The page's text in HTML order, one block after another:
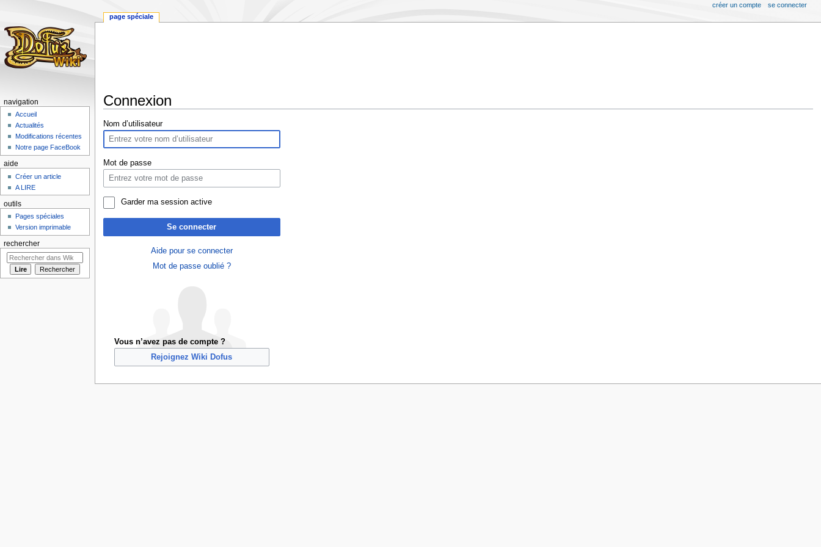
Connexion
Aller
la
navigation
Aller
la
recherche
Nom d’utilisateur
Mot de passe
Garder ma session active
Se connecter
Aide pour se connecter
Mot de passe oublié ?
Vous n’avez pas de compte ?
Rejoignez Wiki Dofus
page spéciale
créer un compte se connecter
navigation
Accueil
Actualités
Modifications récentes
Notre page FaceBook
aide
Créer un article
A LIRE
outils
Pages spéciales
Version imprimable
rechercher